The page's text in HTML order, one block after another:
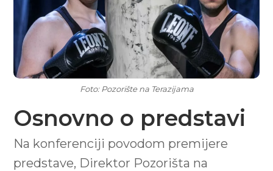
Foto: Pozorište na Terazijama
Osnovno o predstavi
Na konferenciji povodom premijere
predstave, Direktor Pozorišta na